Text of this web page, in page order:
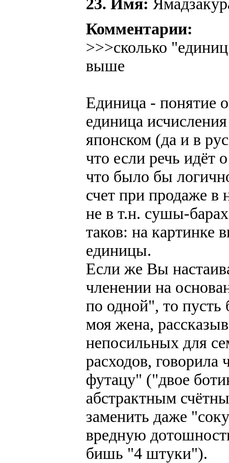
23. Имя:
Комментарии:
>>>сколько
выше
Единица - понятие
единица
японском (да и в
что если речь идёт
что было бы
счет при продаже в
не в т.н. сушы-
таков: на
единицы.
Если же Вы
членении на
по одной", то пусть
моя жена,
непосильных для
расходов, говорила
футацу" ("двое
абстрактным
заменить даже
вредную
бишь "4 штуки").